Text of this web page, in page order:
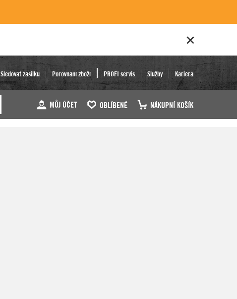
Sledovat zásilku Porovnání zboží PROFI servis Služby Kariéra
MŮJ ÚČET OBLÍBENÉ NÁKUPNÍ KOŠÍK